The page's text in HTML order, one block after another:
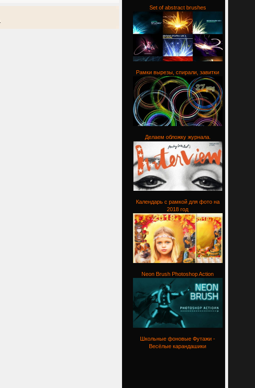
Set of abstract brushes
Рамки вырезы, спирали, завитки
Делаем обложку журнала.
Календарь с рамкой для фото на
2018 год
Neon Brush Photoshop Action
Школьные фоновые Футажи -
Весёлые карандашики